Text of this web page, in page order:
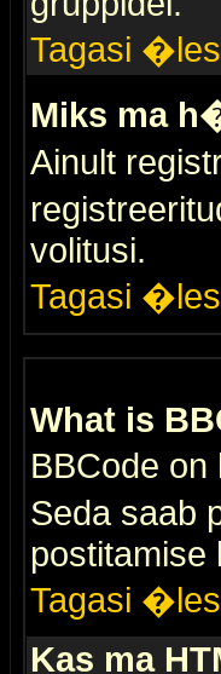
Tagasi �les
Miks ma
Ainult
volitusi.
Tagasi �les
What is
BBCode
Seda saab
postitamise
Tagasi �les
Kas ma